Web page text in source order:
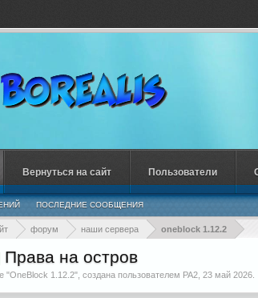
форум наши сервера oneblock 1.12.2
Права на остров
"OneBlock 1.12.2", создана пользователем PA2 23 май 2026
ПОСЛЕДНИЕ СООБЩЕНИЯ
Вернуться на сайт Пользователи